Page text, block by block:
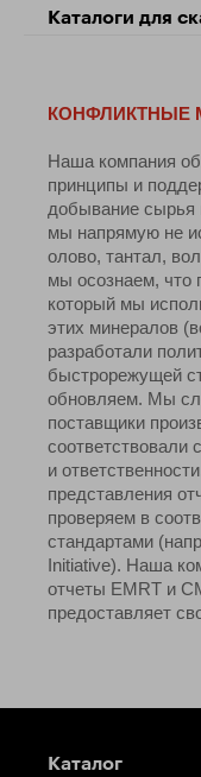
Каталоги для
КОНФЛИКТНЫЕ
Наша компания
принципы и
добывание сырья
мы напрямую не
олово, тантал,
мы осознаем, что
который мы
этих минералов
разработали
быстрорежущей
обновляем. Мы
поставщики
соответствовали
и
представления
проверяем в
стандартами
Initiative). Наша
отчеты EMRT и
предоставляет
Каталог